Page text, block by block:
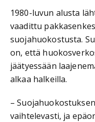
1980-luvun alusta
vaadittu
suojahuokostusta.
on, että
jäätyessään
alkaa halkeilla.
–
vaihtelevasti, ja